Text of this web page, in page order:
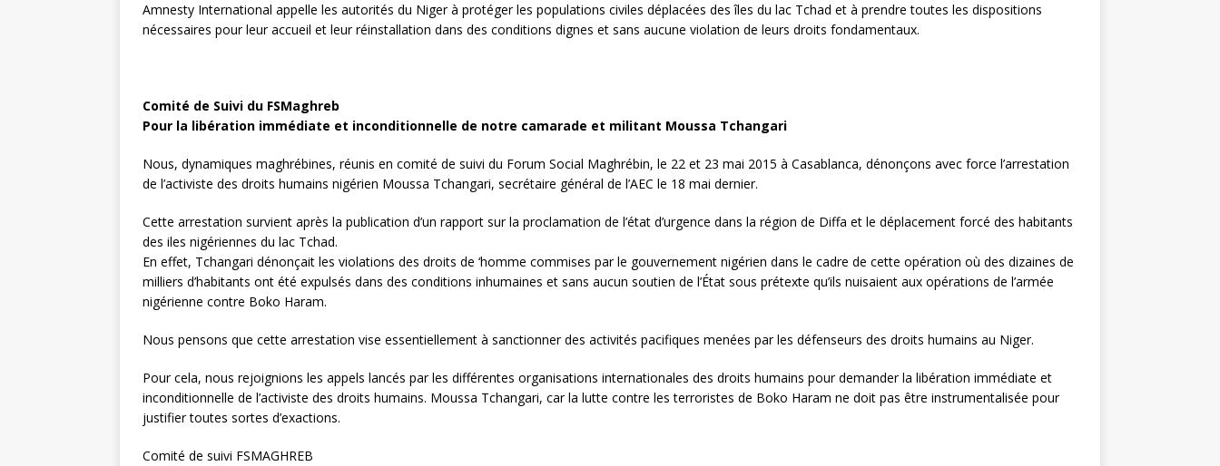
Amnesty International appelle les autorités du Niger à protéger les populations civiles déplacées des îles du lac Tchad et à prendre toutes les dispositions
nécessaires pour leur accueil et leur réinstallation dans des conditions dignes et sans aucune violation de leurs droits fondamentaux.
Comité de Suivi du FSMaghreb
Pour la libération immédiate et inconditionnelle de notre camarade et militant Moussa Tchangari
Nous, dynamiques maghrébines, réunis en comité de suivi du Forum Social Maghrébin, le 22 et 23 mai 2015 à Casablanca, dénonçons avec force l’arrestation
de l’activiste des droits humains nigérien Moussa Tchangari, secrétaire général de l’AEC le 18 mai dernier.
Cette arrestation survient après la publication d’un rapport sur la proclamation de l’état d’urgence dans la région de Diffa et le déplacement forcé des habitants
des iles nigériennes du lac Tchad.
En effet, Tchangari dénonçait les violations des droits de ‘homme commises par le gouvernement nigérien dans le cadre de cette opération où des dizaines de
milliers d’habitants ont été expulsés dans des conditions inhumaines et sans aucun soutien de l’État sous prétexte qu’ils nuisaient aux opérations de l’armée
nigérienne contre Boko Haram.
Nous pensons que cette arrestation vise essentiellement à sanctionner des activités pacifiques menées par les défenseurs des droits humains au Niger.
Pour cela, nous rejoignions les appels lancés par les différentes organisations internationales des droits humains pour demander la libération immédiate et
inconditionnelle de l’activiste des droits humains. Moussa Tchangari, car la lutte contre les terroristes de Boko Haram ne doit pas être instrumentalisée pour
justifier toutes sortes d’exactions.
Comité de suivi FSMAGHREB